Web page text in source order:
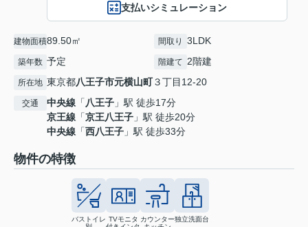
支払いシミュレーション
建物面積89.50㎡ 間取り 3LDK
築年数 予定 階建て 2階建
所在地 東京都八王子市元横山町３丁目12-20
交通 中央線 「 八王子 」駅 徒歩17分
京王線 「京王八王子 」駅 徒歩20分
中央線 「西八王子 」駅 徒歩33分
物件の特徴
バストイレ TVモニタ カウンター独立洗面台